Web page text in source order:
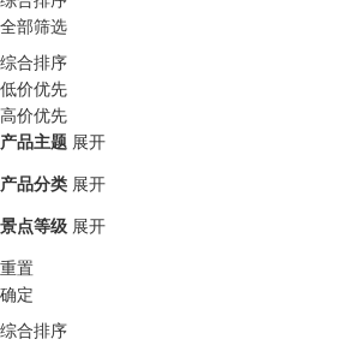
全部筛选
综合排序
低价优先
高价优先
产品主题 展开
产品分类 展开
景点等级 展开
重置
确定
综合排序